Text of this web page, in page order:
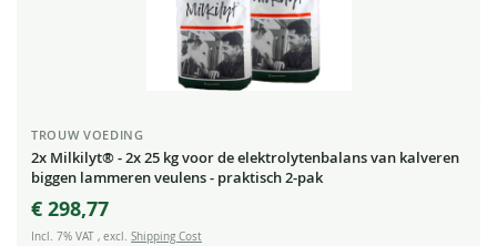
TROUW VOEDING
2x Milkilyt® - 2x 25 kg voor de elektrolytenbalans van kalveren
biggen lammeren veulens - praktisch 2-pak
€ 298,77
Incl. 7% VAT , excl. Shipping Cost